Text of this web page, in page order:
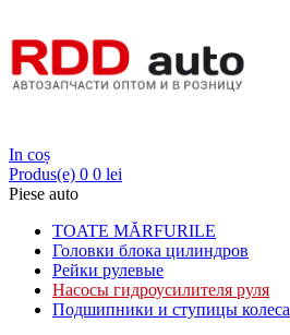
In coș
Produs(e) 0 0 lei
Piese auto
TOATE MĂRFURILE
Головки блока цилиндров
Рейки рулевые
Насосы гидроусилителя руля
Подшипники и ступицы колеса